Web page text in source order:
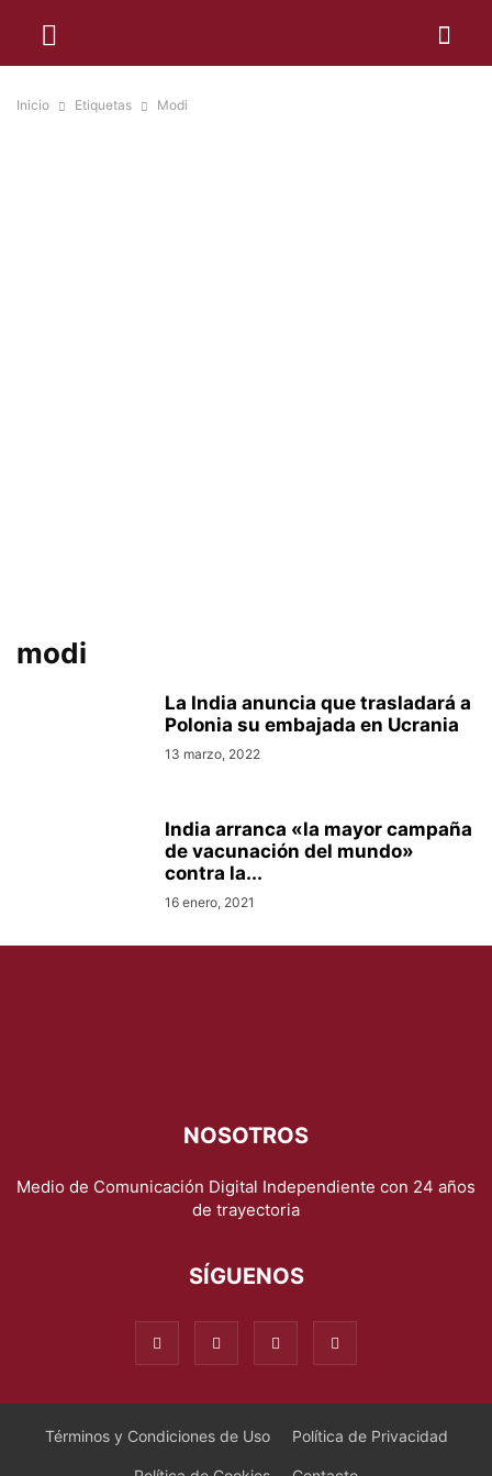
Inicio Etiquetas Modi
modi
La India anuncia que trasladará a
Polonia su embajada en Ucrania
13 marzo, 2022
India arranca «la mayor campaña
de vacunación del mundo»
contra la...
16 enero, 2021
NOSOTROS
Medio de Comunicación Digital Independiente con 24 años
de trayectoria
SÍGUENOS
Términos y Condiciones de Uso Política de Privacidad